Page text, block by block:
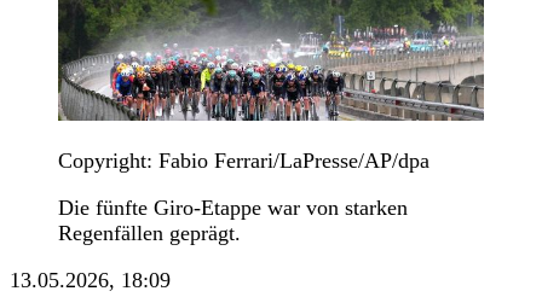
Copyright: Fabio Ferrari/LaPresse/AP/dpa
Die fünfte Giro-Etappe war von starken
Regenfällen geprägt.
13.05.2026, 18:09